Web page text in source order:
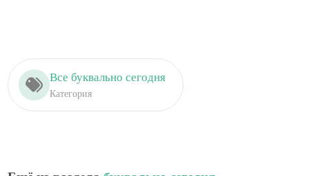
Все буквально сегодня
Категория